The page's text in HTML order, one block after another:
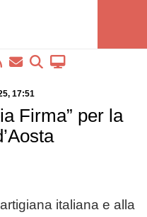
, 17:51
Firma” per la
italiana e alla